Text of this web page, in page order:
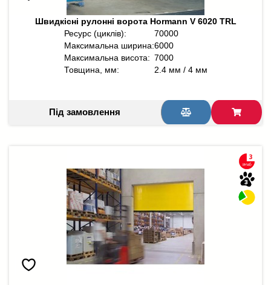
Швидкісні рулонні ворота Hormann V 6020 TRL
Ресурс (циклів):
70000
Максимальна ширина:6000
Максимальна висота: 7000
Товщина, мм:
2.4 мм / 4 мм
Під замовлення